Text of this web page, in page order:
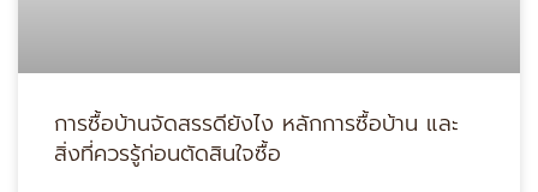
การซื้อบ้านจัดสรรดียังไง หลักการซื้อบ้าน และ
สิ่งที่ควรรู้ก่อนตัดสินใจซื้อ